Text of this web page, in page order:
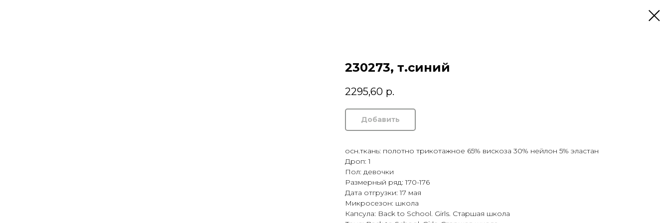
230273, т.синий
2295,60 р.
Добавить
осн.ткань: полотно трикотажное 65% вискоза 30% нейлон 5% эластан
Дроп: 1
Пол: девочки
Размерный ряд: 170-176
Дата отгрузки: 17 мая
Микросезон: школа
Капсула: Back to School. Girls. Старшая школа